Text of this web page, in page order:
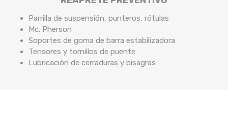
Parrilla de suspensión, punteros, rótulas
Mc. Pherson
Soportes de goma de barra estabilizadora
Tensores y tornillos de puente
Lubricación de cerraduras y bisagras